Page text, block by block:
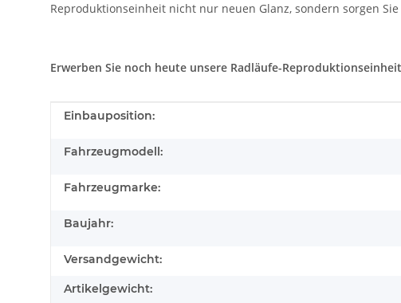
Reproduktionseinheit nicht nur neuen Glanz, sondern sorgen
Erwerben Sie noch heute unsere Radläufe-
Produkteigenschaft
Wert
Einbauposition:
Fahrzeugmodell:
Fahrzeugmarke:
Baujahr:
Versandgewicht:
Artikelgewicht: